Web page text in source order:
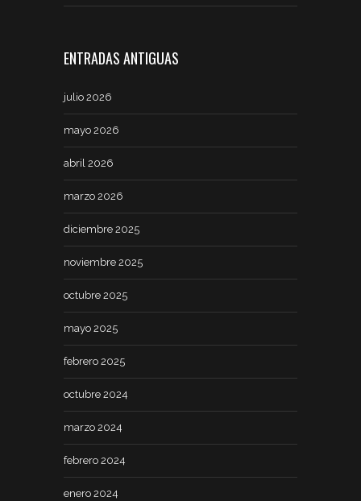
ENTRADAS ANTIGUAS
julio 2026
mayo 2026
abril 2026
marzo 2026
diciembre 2025
noviembre 2025
octubre 2025
mayo 2025
febrero 2025
octubre 2024
marzo 2024
febrero 2024
enero 2024